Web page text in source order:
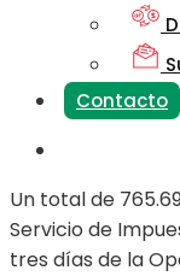
Contacto
Un total de
Servicio de
tres días de la